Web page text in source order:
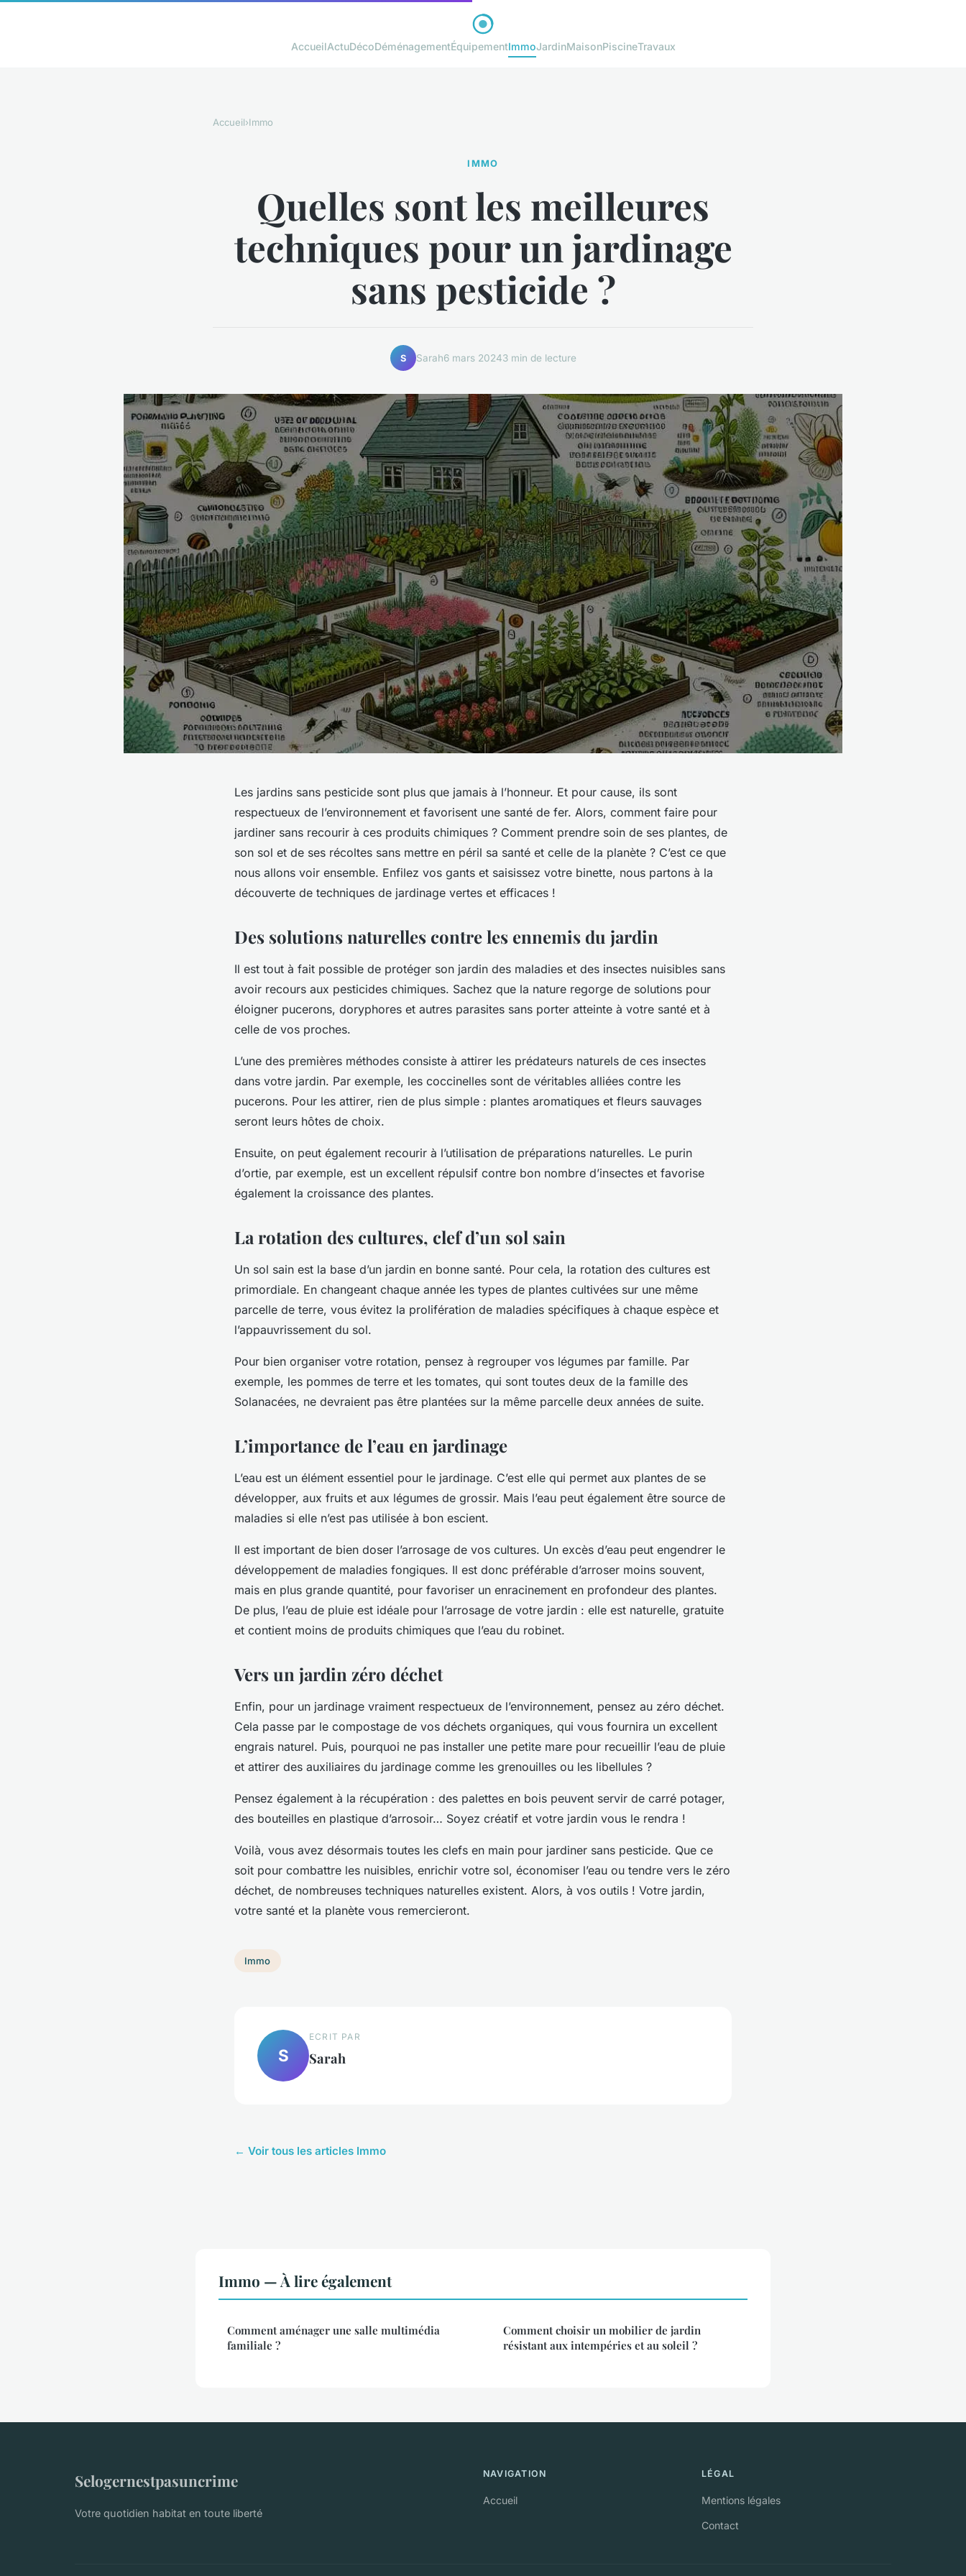
AccueilActuDécoDéménagementÉquipementImmoJardinMaisonPiscineTravaux
Accueil›Immo
IMMO
Quelles sont les meilleures
techniques pour un jardinage
sans pesticide ?
S Sarah6 mars 20243 min de lecture
Les jardins sans pesticide sont plus que jamais à l’honneur. Et pour cause, ils sont
respectueux de l’environnement et favorisent une santé de fer. Alors, comment faire pour
jardiner sans recourir à ces produits chimiques ? Comment prendre soin de ses plantes, de
son sol et de ses récoltes sans mettre en péril sa santé et celle de la planète ? C’est ce que
nous allons voir ensemble. Enfilez vos gants et saisissez votre binette, nous partons à la
découverte de techniques de jardinage vertes et efficaces !
Des solutions naturelles contre les ennemis du jardin
Il est tout à fait possible de protéger son jardin des maladies et des insectes nuisibles sans
avoir recours aux pesticides chimiques. Sachez que la nature regorge de solutions pour
éloigner pucerons, doryphores et autres parasites sans porter atteinte à votre santé et à
celle de vos proches.
L’une des premières méthodes consiste à attirer les prédateurs naturels de ces insectes
dans votre jardin. Par exemple, les coccinelles sont de véritables alliées contre les
pucerons. Pour les attirer, rien de plus simple : plantes aromatiques et fleurs sauvages
seront leurs hôtes de choix.
Ensuite, on peut également recourir à l’utilisation de préparations naturelles. Le purin
d’ortie, par exemple, est un excellent répulsif contre bon nombre d’insectes et favorise
également la croissance des plantes.
La rotation des cultures, clef d’un sol sain
Un sol sain est la base d’un jardin en bonne santé. Pour cela, la rotation des cultures est
primordiale. En changeant chaque année les types de plantes cultivées sur une même
parcelle de terre, vous évitez la prolifération de maladies spécifiques à chaque espèce et
l’appauvrissement du sol.
Pour bien organiser votre rotation, pensez à regrouper vos légumes par famille. Par
exemple, les pommes de terre et les tomates, qui sont toutes deux de la famille des
Solanacées, ne devraient pas être plantées sur la même parcelle deux années de suite.
L’importance de l’eau en jardinage
L’eau est un élément essentiel pour le jardinage. C’est elle qui permet aux plantes de se
développer, aux fruits et aux légumes de grossir. Mais l’eau peut également être source de
maladies si elle n’est pas utilisée à bon escient.
Il est important de bien doser l’arrosage de vos cultures. Un excès d’eau peut engendrer le
développement de maladies fongiques. Il est donc préférable d’arroser moins souvent,
mais en plus grande quantité, pour favoriser un enracinement en profondeur des plantes.
De plus, l’eau de pluie est idéale pour l’arrosage de votre jardin : elle est naturelle, gratuite
et contient moins de produits chimiques que l’eau du robinet.
Vers un jardin zéro déchet
Enfin, pour un jardinage vraiment respectueux de l’environnement, pensez au zéro déchet.
Cela passe par le compostage de vos déchets organiques, qui vous fournira un excellent
engrais naturel. Puis, pourquoi ne pas installer une petite mare pour recueillir l’eau de pluie
et attirer des auxiliaires du jardinage comme les grenouilles ou les libellules ?
Pensez également à la récupération : des palettes en bois peuvent servir de carré potager,
des bouteilles en plastique d’arrosoir… Soyez créatif et votre jardin vous le rendra !
Voilà, vous avez désormais toutes les clefs en main pour jardiner sans pesticide. Que ce
soit pour combattre les nuisibles, enrichir votre sol, économiser l’eau ou tendre vers le zéro
déchet, de nombreuses techniques naturelles existent. Alors, à vos outils ! Votre jardin,
votre santé et la planète vous remercieront.
Immo
S
ECRIT PAR
Sarah
← Voir tous les articles Immo
Immo — À lire également
Comment aménager une salle multimédia
familiale ?
Comment choisir un mobilier de jardin
résistant aux intempéries et au soleil ?
Selogernestpasuncrime
Votre quotidien habitat en toute liberté
NAVIGATION
Accueil
LÉGAL
Mentions légales
Contact